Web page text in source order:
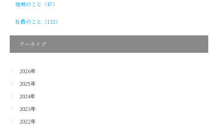
地域のこと（47）
社員のこと（132）
アーカイブ
2026年
2025年
2024年
2023年
2022年